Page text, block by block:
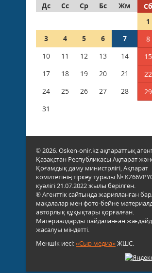
Дс
Сс Ср Бс Жм Сб
1
3
4 5 6 7 8
10
11 12 13 14 15
17
18 19 20 21 22
24
25 26 27 28 29
31
© 2026. Osken-onir.kz ақпараттық
Қазақстан Республикасы Ақпарат
Қоғамдық даму министрлігі, Ақпарат
комитетінің тіркеу туралы №
куәлігі 21.07.2022 жылы берілген.
® Агенттік сайтында жарияланған
мақалалар мен фото-бейне
авторлық құқықтары қорғалған.
Материалдарды пайдаланған
жасалуы міндетті.
Меншік иесі:«Сыр медиа»ЖШС.